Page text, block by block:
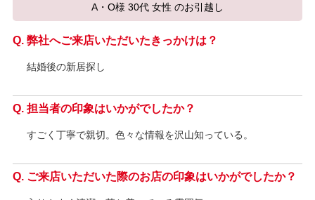
A・O様 30代 女性 のお引越し
弊社へご来店いただいたきっかけは？
結婚後の新居探し
担当者の印象はいかがでしたか？
すごく丁寧で親切。色々な情報を沢山知っている。
ご来店いただいた際のお店の印象はいかがでしたか？